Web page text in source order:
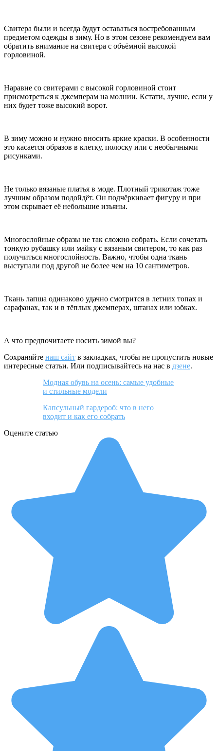
Свитера были и всегда будут оставаться востребованным
предметом одежды в зиму. Но в этом сезоне рекомендуем вам
обратить внимание на свитера с объёмной высокой
горловиной.
Наравне со свитерами с высокой горловиной стоит
присмотреться к джемперам на молнии. Кстати, лучше, если у
них будет тоже высокий ворот.
В зиму можно и нужно вносить яркие краски. В особенности
это касается образов в клетку, полоску или с необычными
рисунками.
Не только вязаные платья в моде. Плотный трикотаж тоже
лучшим образом подойдёт. Он подчёркивает фигуру и при
этом скрывает её небольшие изъяны.
Многослойные образы не так сложно собрать. Если сочетать
тонкую рубашку или майку с вязаным свитером, то как раз
получиться многослойность. Важно, чтобы одна ткань
выступали под другой не более чем на 10 сантиметров.
Ткань лапша одинаково удачно смотрится в летних топах и
сарафанах, так и в тёплых джемперах, штанах или юбках.
А что предпочитаете носить зимой вы?
Сохраняйте наш сайт в закладках, чтобы не пропустить новые
интересные статьи. Или подписывайтесь на нас в дзене.
Модная обувь на осень: самые удобные
и стильные модели
Капсульный гардероб: что в него
входит и как его собрать
Оцените статью